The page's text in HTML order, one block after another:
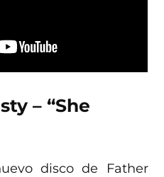
– “She
disco de Father